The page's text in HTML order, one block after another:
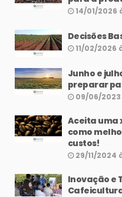
14/01/2026
Decisões
11/02/2026
Junho e
preparar
09/06/2023
Aceita uma
como
custos!
29/11/2024
Inovação e